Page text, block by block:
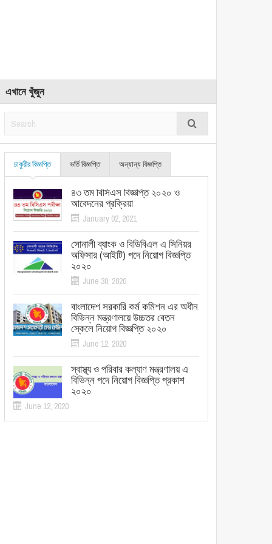
এখানে খুঁজুন
চাকুরীর বিজ্ঞপ্তি ভর্তি বিজ্ঞপ্তি অন্যান্য বিজ্ঞপ্তি
৪৩ তম বিসিএস বিজ্ঞপ্তি ২০২০ ও
আবেদনের প্রক্রিয়া
January 02, 2021
সোনালী ব্যাংক ও বিডিবিএল এ সিনিয়র
অফিসার (আইটি) পদে নিয়োগ বিজ্ঞপ্তি
২০২০
June 30, 2020
বাংলাদেশ সরকারি কর্ম কমিশন এর অধীন
বিভিন্ন মন্ত্রণালয়ে উচ্চতর বেতন
স্কেলে নিয়োগ বিজ্ঞপ্তি ২০২০
June 12, 2020
স্বাস্থ্য ও পরিবার কল্যাণ মন্ত্রণালয় এ
বিভিন্ন পদে নিয়োগ বিজ্ঞপ্তি প্রকাশ
২০২০
June 12, 2020